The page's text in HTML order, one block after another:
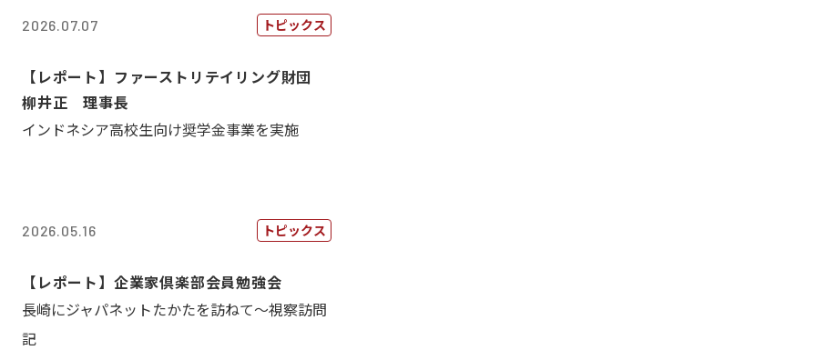
2026.07.07 トピックス
【レポート】ファーストリテイリング財団
柳井正 理事長
インドネシア高校生向け奨学金事業を実施
2026.05.16 トピックス
【レポート】企業家倶楽部会員勉強会
長崎にジャパネットたかたを訪ねて～視察訪問
記